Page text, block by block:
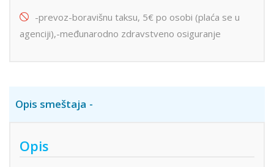
-prevoz-boravišnu taksu, 5€ po osobi (plaća se u
agenciji),-međunarodno zdravstveno osiguranje
Opis smeštaja
Opis